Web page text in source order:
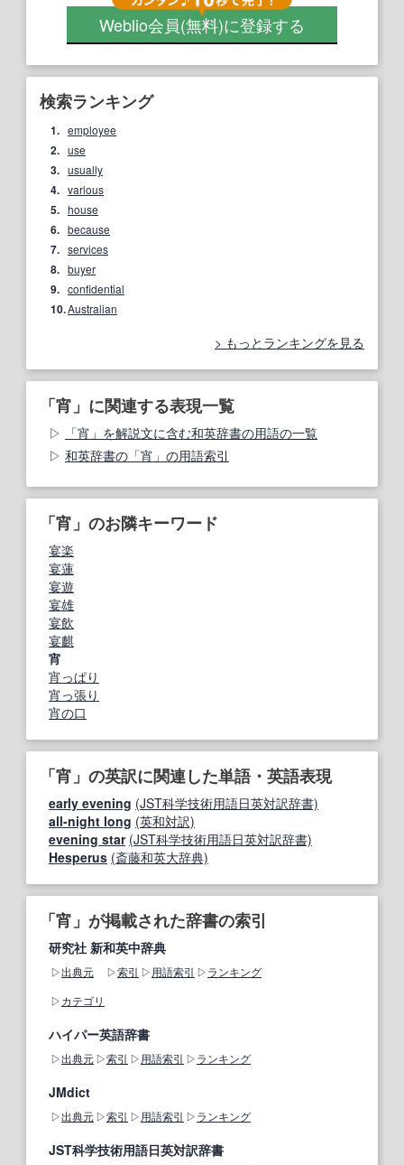
Weblio会員(無料)に登録する
検索ランキング
1. employee
2. use
3. usually
4. various
5. house
6. because
7. services
8. buyer
9. confidential
10.Australian
もっとランキングを見る
「宵」に関連する表現一覧
「宵」を解説文に含む和英辞書の用語の一覧
和英辞書の「宵」の用語索引
「宵」のお隣キーワード
宴楽
宴蓮
宴遊
宴雄
宴飲
宴麒
宵
宵っぱり
宵っ張り
宵の口
「宵」の英訳に関連した単語・英語表現
early evening (JST科学技術用語日英対訳辞書)
all-night long (英和対訳)
evening star (JST科学技術用語日英対訳辞書)
Hesperus (斎藤和英大辞典)
「宵」が掲載された辞書の索引
研究社 新和英中辞典
出典元 索引 用語索引
ランキング
カテゴリ
ハイパー英語辞書
出典元 索引 用語索引 ランキング
JMdict
出典元 索引 用語索引 ランキング
JST科学技術用語日英対訳辞書